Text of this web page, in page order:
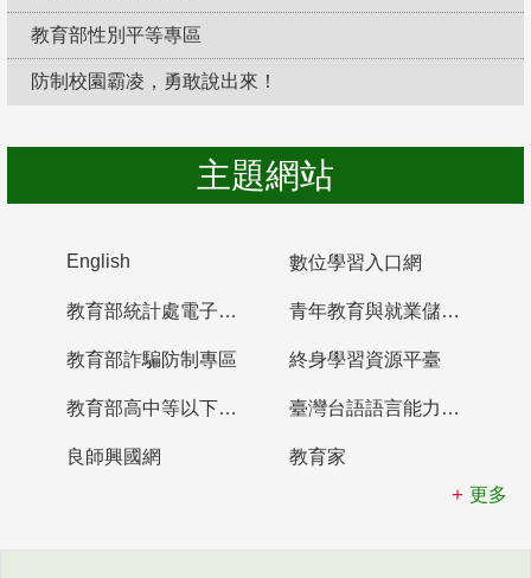
教育部性別平等專區
防制校園霸凌，勇敢說出來！
主題網站
English 數位學習入口網
教育部統計處電子書櫃 青年教育與就業儲蓄帳戶
教育部詐騙防制專區 終身學習資源平臺
教育部高中等以下學校及幼兒園教師資格檢定考試 臺灣台語語言能力認證網站
良師興國網
教育家
更多